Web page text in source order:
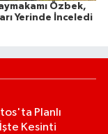
Özbek,
Yerinde İnceledi
Planlı
Kesinti